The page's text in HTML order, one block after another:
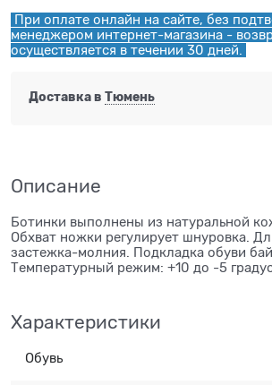
При оплате онлайн на сайте, без
менеджером интернет-магазина -
осуществляется в течении 30 дней.
Доставка в Тюмень
Описание
Ботинки выполнены из натуральной
Обхват ножки регулирует шнуровка.
застежка-молния. Подкладка обуви
Температурный режим: +10 до -5
Характеристики
Обувь